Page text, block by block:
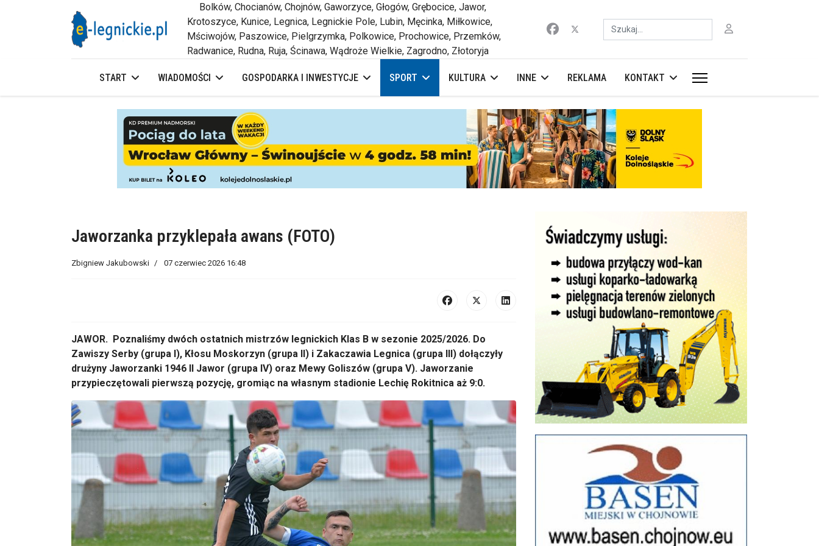
Bolków, Chocianów, Chojnów, Gaworzyce, Głogów, Grębocice, Jawor,
Krotoszyce, Kunice, Legnica, Legnickie Pole, Lubin, Męcinka, Miłkowice,
Mściwojów, Paszowice, Pielgrzymka, Polkowice, Prochowice, Przemków,
Radwanice, Rudna, Ruja, Ścinawa, Wądroże Wielkie, Zagrodno, Złotoryja
Szukaj
START WIADOMOŚCI GOSPODARKA I INWESTYCJE SPORT KULTURA INNE REKLAMA KONTAKT
Jaworzanka przyklepała awans (FOTO)
Zbigniew Jakubowski 07 czerwiec 2026 16:48
JAWOR. Poznaliśmy dwóch ostatnich mistrzów legnickich Klas B w sezonie 2025/2026. Do
Zawiszy Serby (grupa I), Kłosu Moskorzyn (grupa II) i Zakaczawia Legnica (grupa III) dołączyły
drużyny Jaworzanki 1946 II Jawor (grupa IV) oraz Mewy Goliszów (grupa V). Jaworzanie
przypieczętowali pierwszą pozycję, gromiąc na własnym stadionie Lechię Rokitnica aż 9:0.